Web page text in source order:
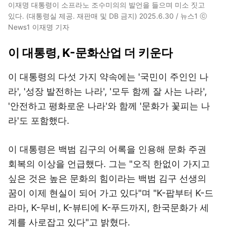
이재명 대통령이 소프라노 조수미의의 발언을 들으며 미소 짓고
있다. (대통령실 제공. 재판매 및 DB 금지) 2025.6.30 / 뉴스1 ⓒ
News1 이재명 기자
이 대통령, K-문화산업 더 키운다
이 대통령의 다섯 가지 약속에는 '국민이 주인인 나
라', '성장 발전하는 나라', '모두 함께 잘 사는 나라',
'안전하고 평화로운 나라'와 함께 '문화가 꽃피는 나
라'도 포함했다.
이 대통령은 백범 김구의 어록을 인용해 문화 주권
회복의 이상을 언급했다. 그는 "오직 한없이 가지고
싶은 것은 높은 문화의 힘이라는 백범 김구 선생의
꿈이 이제 현실이 되어 가고 있다"며 "K-팝부터 K-드
라마, K-무비, K-뷰티에 K-푸드까지, 한국문화가 세
계를 사로잡고 있다"고 밝혔다.